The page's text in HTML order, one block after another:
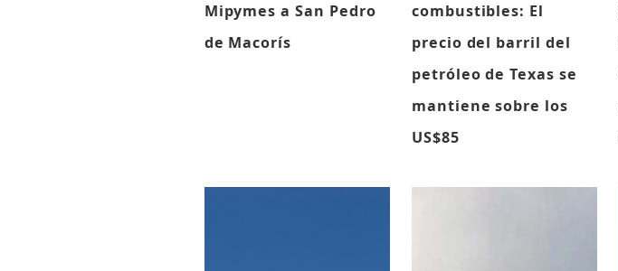
Mipymes a San Pedro
de Macorís
combustibles: El
precio del barril del
petróleo de Texas se
mantiene sobre los
US$85